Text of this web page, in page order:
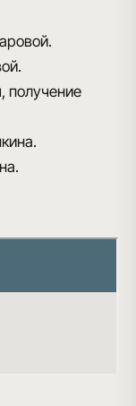
получение